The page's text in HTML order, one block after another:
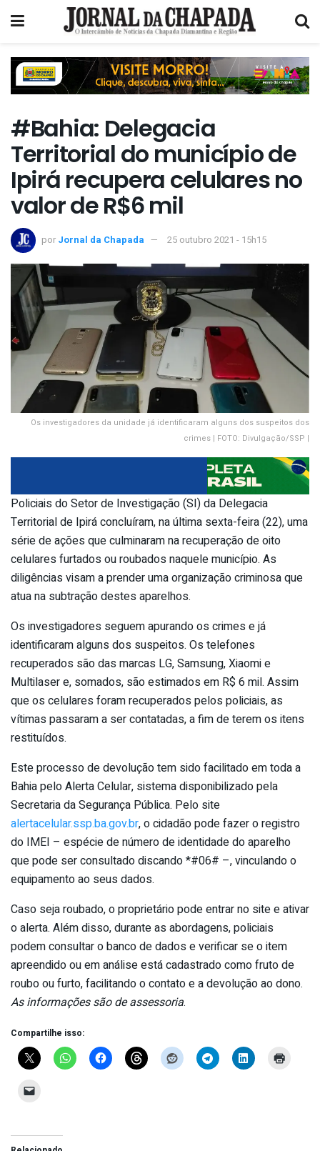
#Bahia: Delegacia
Territorial do município de
Ipirá recupera celulares no
valor de R$6 mil
por Jornal da Chapada 25 outubro 2021 - 15h15
Os investigadores da unidade já identificaram alguns dos suspeitos dos
crimes | FOTO: Divulgação/SSP |
Policiais do Setor de Investigação (SI) da Delegacia
Territorial de Ipirá concluíram, na última sexta-feira (22), uma
série de ações que culminaram na recuperação de oito
celulares furtados ou roubados naquele município. As
diligências visam a prender uma organização criminosa que
atua na subtração destes aparelhos.
Os investigadores seguem apurando os crimes e já
identificaram alguns dos suspeitos. Os telefones
recuperados são das marcas LG, Samsung, Xiaomi e
Multilaser e, somados, são estimados em R$ 6 mil. Assim
que os celulares foram recuperados pelos policiais, as
vítimas passaram a ser contatadas, a fim de terem os itens
restituídos.
Este processo de devolução tem sido facilitado em toda a
Bahia pelo Alerta Celular, sistema disponibilizado pela
Secretaria da Segurança Pública. Pelo site
alertacelular.ssp.ba.gov.br, o cidadão pode fazer o registro
do IMEI – espécie de número de identidade do aparelho
que pode ser consultado discando *#06# –, vinculando o
equipamento ao seus dados.
Caso seja roubado, o proprietário pode entrar no site e ativar
o alerta. Além disso, durante as abordagens, policiais
podem consultar o banco de dados e verificar se o item
apreendido ou em análise está cadastrado como fruto de
roubo ou furto, facilitando o contato e a devolução ao dono.
As informações são de assessoria.
Compartilhe isso: